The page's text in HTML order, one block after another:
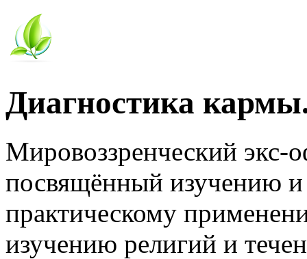
Диагностика
Мировоззренческий
посвящённый изучению
практическому
изучению религий и